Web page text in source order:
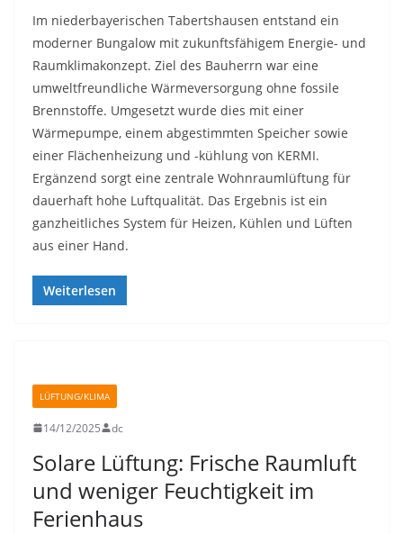
Im niederbayerischen Tabertshausen entstand ein
moderner Bungalow mit zukunftsfähigem Energie- und
Raumklimakonzept. Ziel des Bauherrn war eine
umweltfreundliche Wärmeversorgung ohne fossile
Brennstoffe. Umgesetzt wurde dies mit einer
Wärmepumpe, einem abgestimmten Speicher sowie
einer Flächenheizung und -kühlung von KERMI.
Ergänzend sorgt eine zentrale Wohnraumlüftung für
dauerhaft hohe Luftqualität. Das Ergebnis ist ein
ganzheitliches System für Heizen, Kühlen und Lüften
aus einer Hand.
Weiterlesen
LÜFTUNG/KLIMA
14/12/2025 dc
Solare Lüftung: Frische Raumluft
und weniger Feuchtigkeit im
Ferienhaus